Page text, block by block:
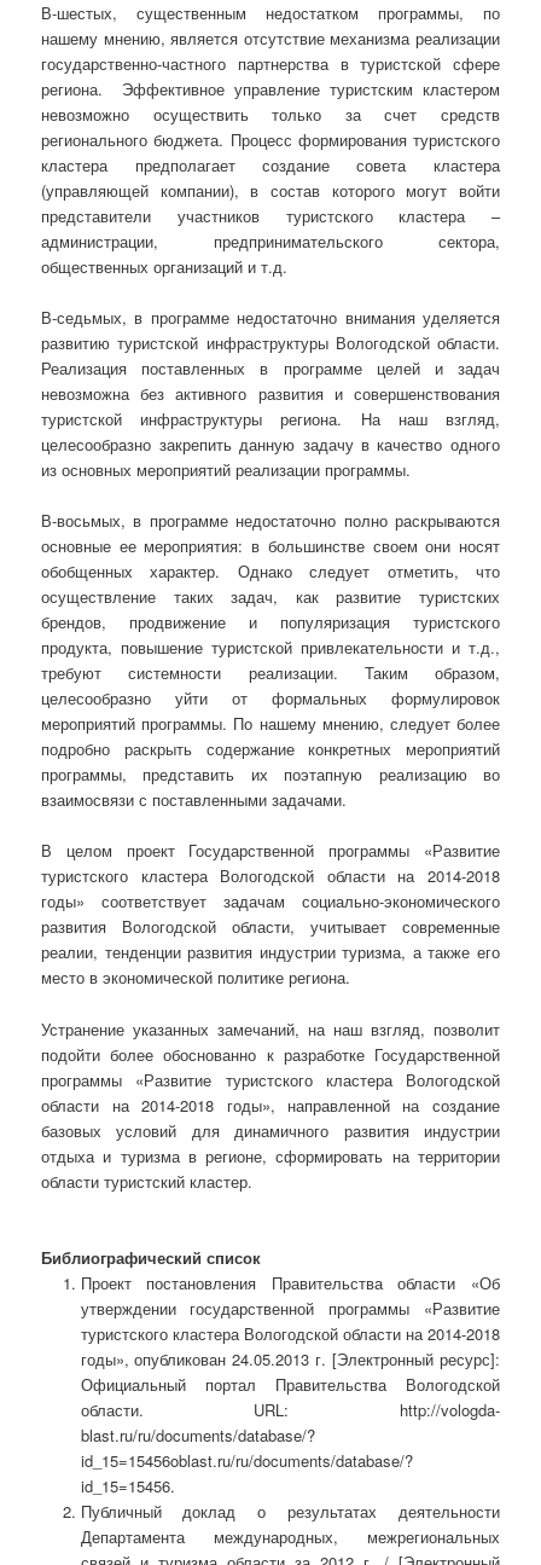
В-шестых, существенным недостатком программы, по
нашему мнению, является отсутствие механизма реализации
государственно-частного партнерства в туристской сфере
региона. Эффективное управление туристским кластером
невозможно осуществить только за счет средств
регионального бюджета. Процесс формирования туристского
кластера предполагает создание совета кластера
(управляющей компании), в состав которого могут войти
представители участников туристского кластера –
администрации, предпринимательского сектора,
общественных организаций и т.д.
В-седьмых, в программе недостаточно внимания уделяется
развитию туристской инфраструктуры Вологодской области.
Реализация поставленных в программе целей и задач
невозможна без активного развития и совершенствования
туристской инфраструктуры региона. На наш взгляд,
целесообразно закрепить данную задачу в качество одного
из основных мероприятий реализации программы.
В-восьмых, в программе недостаточно полно раскрываются
основные ее мероприятия: в большинстве своем они носят
обобщенных характер. Однако следует отметить, что
осуществление таких задач, как развитие туристских
брендов, продвижение и популяризация туристского
продукта, повышение туристской привлекательности и т.д.,
требуют системности реализации. Таким образом,
целесообразно уйти от формальных формулировок
мероприятий программы. По нашему мнению, следует более
подробно раскрыть содержание конкретных мероприятий
программы, представить их поэтапную реализацию во
взаимосвязи с поставленными задачами.
В целом проект Государственной программы «Развитие
туристского кластера Вологодской области на 2014-2018
годы» соответствует задачам социально-экономического
развития Вологодской области, учитывает современные
реалии, тенденции развития индустрии туризма, а также его
место в экономической политике региона.
Устранение указанных замечаний, на наш взгляд, позволит
подойти более обоснованно к разработке Государственной
программы «Развитие туристского кластера Вологодской
области на 2014-2018 годы», направленной на создание
базовых условий для динамичного развития индустрии
отдыха и туризма в регионе, сформировать на территории
области туристский кластер.
Библиографический список
Проект постановления Правительства области «Об
утверждении государственной программы «Развитие
туристского кластера Вологодской области на 2014-2018
годы», опубликован 24.05.2013 г. [Электронный ресурс]:
Официальный портал Правительства Вологодской
области. URL: http://vologda-
blast.ru/ru/documents/database/?
id_15=15456oblast.ru/ru/documents/database/?
id_15=15456.
Публичный доклад о результатах деятельности
Департамента международных, межрегиональных